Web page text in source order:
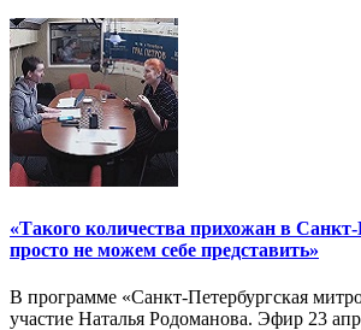
«Такого количества прихожан в
просто не можем себе представить»
В программе «Санкт-Петербургская
участие Наталья Родоманова. Эфир 23